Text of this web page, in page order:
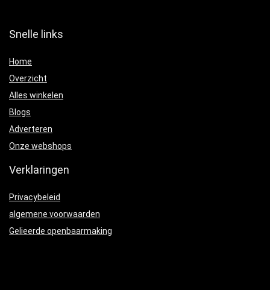
Snelle links
Home
Overzicht
Alles winkelen
Blogs
Adverteren
Onze webshops
Verklaringen
Privacybeleid
algemene voorwaarden
Gelieerde openbaarmaking